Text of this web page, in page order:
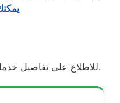
للاطلاع على تفاصيل خدمات الصيانة والأجهزة التي يتم دعمها.